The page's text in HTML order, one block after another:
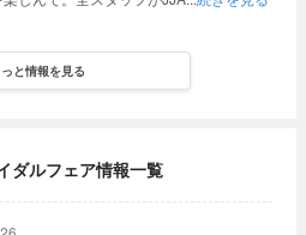
っと情報を見る
ダルフェア情報一覧